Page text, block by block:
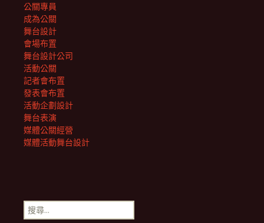
公關專員
成為公關
舞台設計
會場布置
舞台設計公司
活動公關
記者會布置
發表會布置
活動企劃設計
舞台表演
媒體公關經營
媒體活動舞台設計
搜
尋